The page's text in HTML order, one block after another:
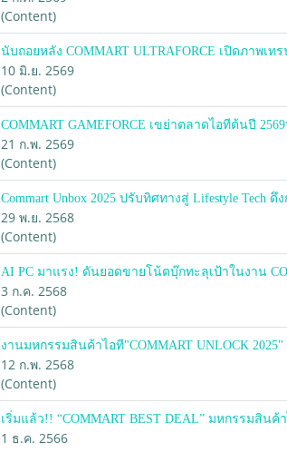
(Content)
นับถอยหลัง COMMART ULTRAFORCE เปิดภาพเท
10 มิ.ย. 2569
(Content)
COMMART GAMEFORCE เขย่าตลาดไอทีต้นปี
21 ก.พ. 2569
(Content)
Commart Unbox 2025 ปรับทิศทางสู่ Lifestyle Tech
29 พ.ย. 2568
(Content)
AI PC มาแรง! ดันยอดขายโน้ตบุ๊กทะลุเป้าในงาน
3 ก.ค. 2568
(Content)
งานมหกรรมสินค้าไอที"COMMART UNLOCK
12 ก.พ. 2568
(Content)
เริ่มแล้ว!! “COMMART BEST DEAL” มหกรรมสิน
1 ธ.ค. 2566